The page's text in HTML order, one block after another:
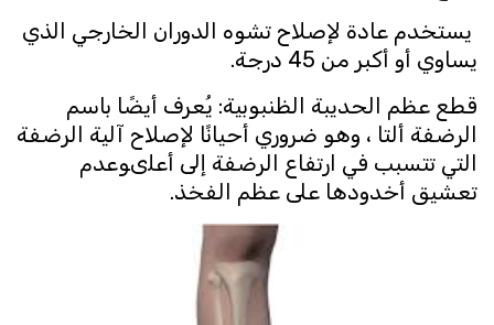
يستخدم عادة لإصلاح تشوه الدوران الخارجي الذي
يساوي أو أكبر من 45 درجة.
قطع عظم الحديبة الظنبوبية: يُعرف أيضًا باسم
الرضفة ألتا ، وهو ضروري أحيانًا لإصلاح آلية الرضفة
التي تتسبب في ارتفاع الرضفة إلى أعلىوعدم
تعشيق أخدودها على عظم الفخذ.